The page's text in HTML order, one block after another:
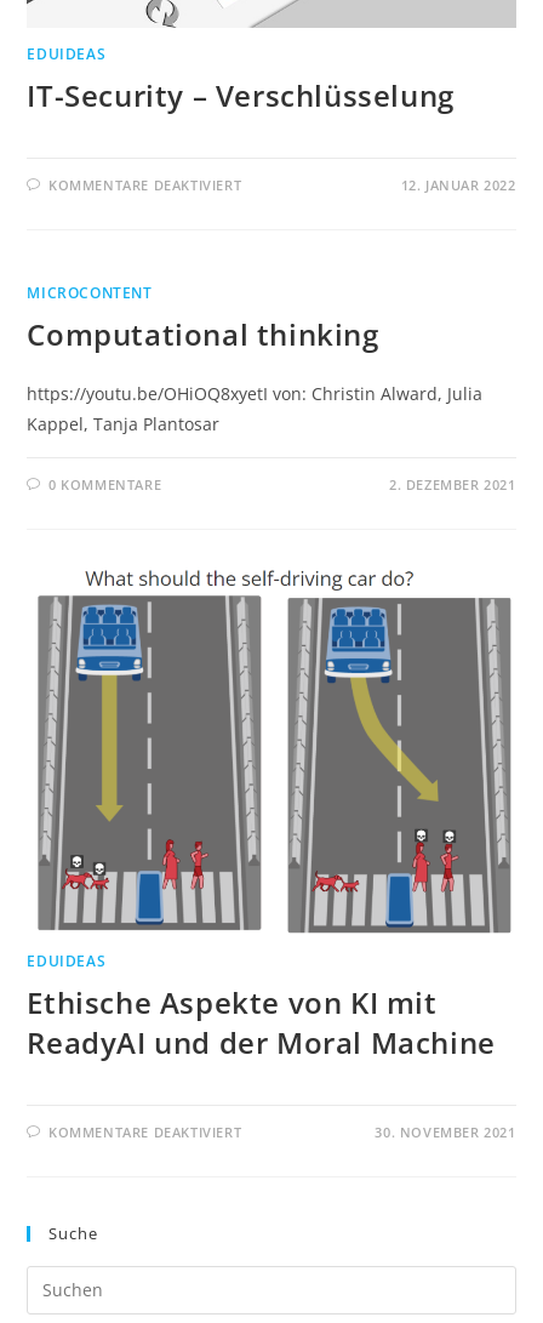
EDUIDEAS
IT-Security – Verschlüsselung
KOMMENTARE DEAKTIVIERTFÜR 12. JANUAR 2022
MICROCONTENT
Computational thinking
https://youtu.be/OHiOQ8xyetI von: Christin Alward, Julia
Kappel, Tanja Plantosar
0 KOMMENTARE 2. DEZEMBER 2021
EDUIDEAS
Ethische Aspekte von KI mit
ReadyAI und der Moral Machine
KOMMENTARE DEAKTIVIERTFÜR
MORAL
30. NOVEMBER 2021
Suche